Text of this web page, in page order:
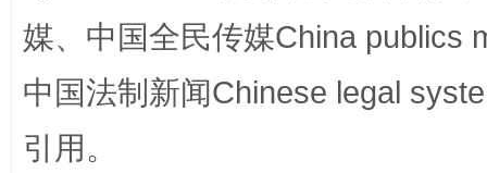
媒、中国全民传媒China publics
中国法制新闻Chinese legal
引用。